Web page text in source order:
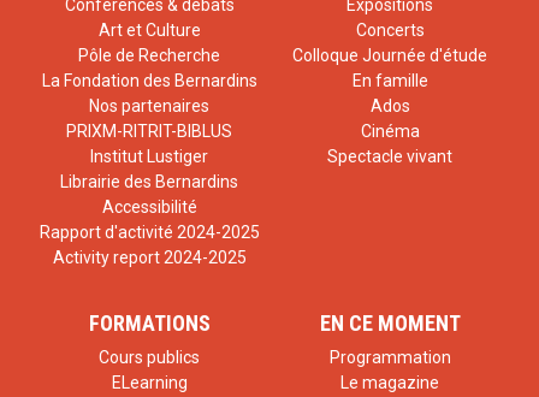
Conférences & débats
Art et Culture
Pôle de Recherche
La Fondation des Bernardins
Nos partenaires
PRIXM-RITRIT-BIBLUS
Institut Lustiger
Librairie des Bernardins
Accessibilité
Rapport d'activité 2024-2025
Activity report 2024-2025
Expositions
Concerts
Colloque Journée d'étude
En famille
Ados
Cinéma
Spectacle vivant
FORMATIONS
Cours publics
ELearning
EN CE MOMENT
Programmation
Le magazine